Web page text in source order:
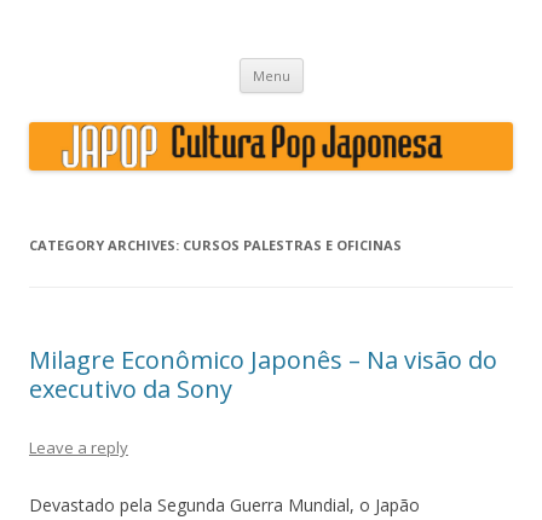
Menu Skip to content
CATEGORY ARCHIVES: CURSOS PALESTRAS E OFICINAS
Milagre Econômico Japonês – Na visão do
executivo da Sony
Leave a reply
Devastado pela Segunda Guerra Mundial, o Japão